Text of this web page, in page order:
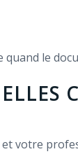
quand le
votre